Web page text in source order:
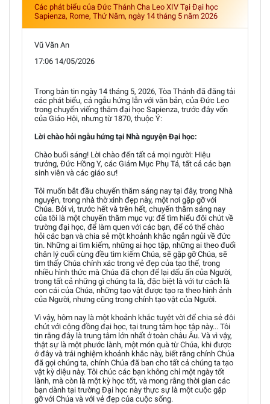
Các phát biểu của Đức Thánh Cha Leo XIV Tại Đại học
Sapienza, Rome, Thứ Năm, ngày 14 tháng 5 năm 2026
Vũ Văn An
17:06 14/05/2026
Trong bản tin ngày 14 tháng 5, 2026, Tòa Thánh đã đăng tải
các phát biểu, cả ngẫu hứng lẫn với văn bản, của Đức Leo
trong chuyến viếng thăm đại học Sapienza, trước đây vốn
của Giáo Hội, nhưng từ 1870, thuộc Ý:
Lời chào hỏi ngẫu hứng tại Nhà nguyện Đại học:
Chào buổi sáng! Lời chào đến tất cả mọi người: Hiệu
trưởng, Đức Hồng Y, các Giám Mục Phụ Tá, tất cả các bạn
sinh viên và các giáo sư!
Tôi muốn bắt đầu chuyến thăm sáng nay tại đây, trong Nhà
nguyện, trong nhà thờ xinh đẹp này, một nơi gặp gỡ với
Chúa. Bởi vì, trước hết và trên hết, chuyến thăm sáng nay
của tôi là một chuyến thăm mục vụ: để tìm hiểu đôi chút về
trường đại học, để làm quen với các bạn, để có thể chào
hỏi các bạn và chia sẻ một khoảnh khắc ngắn ngủi về đức
tin. Những ai tìm kiếm, những ai học tập, những ai theo đuổi
chân lý cuối cùng đều tìm kiếm Chúa, sẽ gặp gỡ Chúa, sẽ
tìm thấy Chúa chính xác trong vẻ đẹp của tạo thế, trong
nhiều hình thức mà Chúa đã chọn để lại dấu ấn của Người,
trong tất cả những gì chúng ta là, đặc biệt là với tư cách là
con cái của Chúa, những tạo vật được tạo ra theo hình ảnh
của Người, nhưng cũng trong chính tạo vật của Người.
Vì vậy, hôm nay là một khoảnh khắc tuyệt vời để chia sẻ đôi
chút với cộng đồng đại học, tại trung tâm học tập này... Tôi
tin rằng đây là trung tâm lớn nhất ở toàn châu Âu. Và vì vậy,
thật sự là một phước lành, một món quà từ Chúa, khi được
ở đây và trải nghiệm khoảnh khắc này, biết rằng chính Chúa
đã gọi chúng ta, chính Chúa đã ban cho tất cả chúng ta tạo
vật kỳ diệu này. Tôi chúc các bạn không chỉ một ngày tốt
lành, mà còn là một kỳ học tốt, và mong rằng thời gian các
bạn dành tại trường Đại học này thực sự là một cuộc gặp
gỡ với Chúa và với vẻ đẹp của cuộc sống.